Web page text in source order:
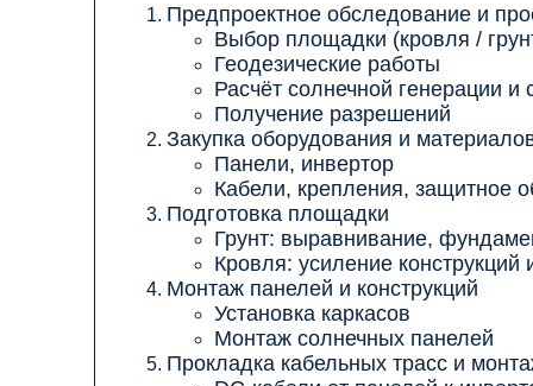
Предпроектное обследование и
Выбор площадки (кровля /
Геодезические работы
Расчёт солнечной генерации
Получение разрешений
Закупка оборудования и
Панели, инвертор
Кабели, крепления, защитное
Подготовка площадки
Грунт: выравнивание,
Кровля: усиление конструкций
Монтаж панелей и конструкций
Установка каркасов
Монтаж солнечных панелей
Прокладка кабельных трасс и